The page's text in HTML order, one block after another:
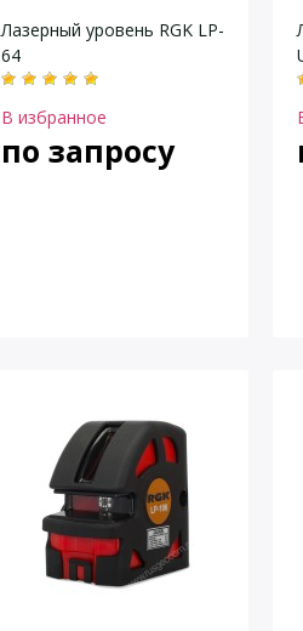
Лазерный уровень RGK LP-
64
В избранное
по запросу